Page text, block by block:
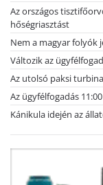
Az országos
hőségriasztást
Nem a magyar folyók
Változik az
Az utolsó paksi
Az ügyfélfogadás
Kánikula idején az